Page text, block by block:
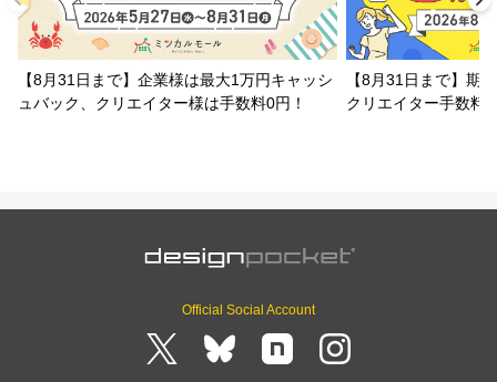
【8月31日まで】企業様は最大1万円キャッシ
ュバック、クリエイター様は手数料0円！
【8月31日まで】期
クリエイター手数料
Official Social Account